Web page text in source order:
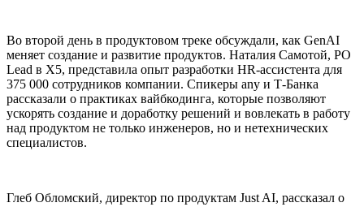
Во второй день в продуктовом треке обсуждали, как GenAI
меняет создание и развитие продуктов. Наталия Самотой, PO
Lead в X5, представила опыт разработки HR-ассистента для
375 000 сотрудников компании. Спикеры any и Т-Банка
рассказали о практиках вайбкодинга, которые позволяют
ускорять создание и доработку решений и вовлекать в работу
над продуктом не только инженеров, но и нетехнических
специалистов.
Глеб Обломский, директор по продуктам Just AI, рассказал о